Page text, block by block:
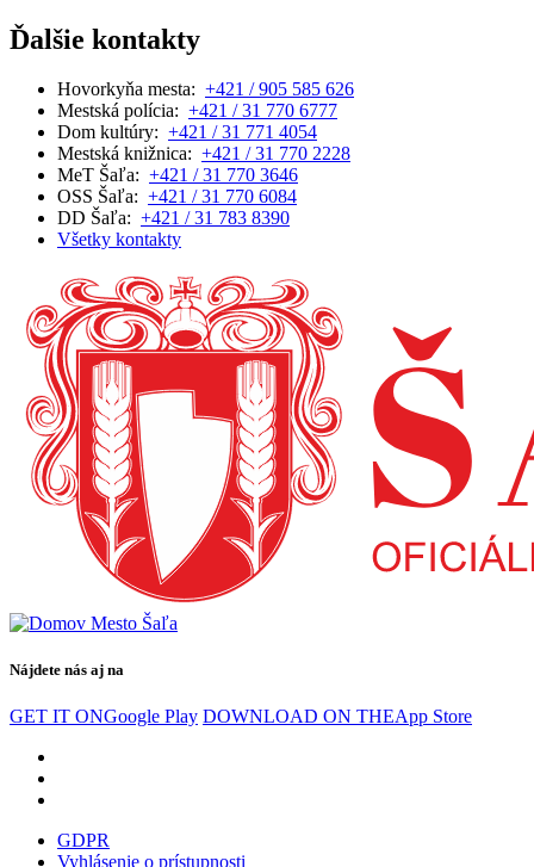
Ďalšie kontakty
Hovorkyňa mesta: +421 / 905 585 626
Mestská polícia: +421 / 31 770 6777
Dom kultúry: +421 / 31 771 4054
Mestská knižnica: +421 / 31 770 2228
MeT Šaľa: +421 / 31 770 3646
OSS Šaľa: +421 / 31 770 6084
DD Šaľa: +421 / 31 783 8390
Všetky kontakty
Nájdete nás aj na
GET IT ONGoogle Play DOWNLOAD ON THEApp Store
GDPR
Vyhlásenie o prístupnosti